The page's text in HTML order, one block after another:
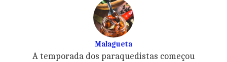
Malagueta
A temporada dos paraquedistas começou